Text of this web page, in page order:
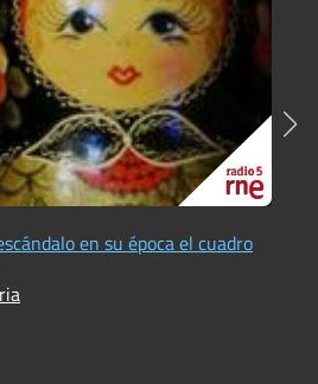
en su época el cuadro